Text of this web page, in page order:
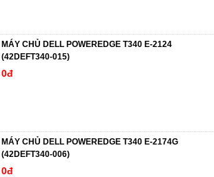
MÁY CHỦ DELL POWEREDGE T340 E-2124
(42DEFT340-015)
0đ
MÁY CHỦ DELL POWEREDGE T340 E-2174G
(42DEFT340-006)
0đ